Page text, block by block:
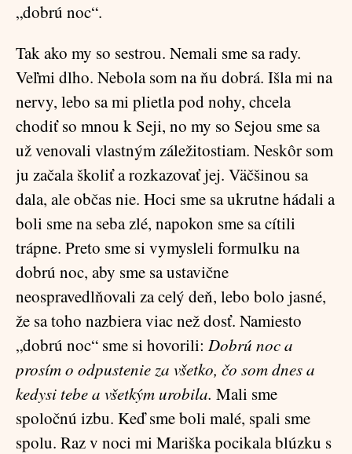
„dobrú noc“.
Tak ako my so sestrou. Nemali sme sa rady.
Veľmi dlho. Nebola som na ňu dobrá. Išla mi na
nervy, lebo sa mi plietla pod nohy, chcela
chodiť so mnou k Seji, no my so Sejou sme sa
už venovali vlastným záležitostiam. Neskôr som
ju začala školiť a rozkazovať jej. Väčšinou sa
dala, ale občas nie. Hoci sme sa ukrutne hádali a
boli sme na seba zlé, napokon sme sa cítili
trápne. Preto sme si vymysleli formulku na
dobrú noc, aby sme sa ustavične
neospravedlňovali za celý deň, lebo bolo jasné,
že sa toho nazbiera viac než dosť. Namiesto
„dobrú noc“ sme si hovorili: Dobrú noc a
prosím o odpustenie za všetko, čo som dnes a
kedysi tebe a všetkým urobila. Mali sme
spoločnú izbu. Keď sme boli malé, spali sme
spolu. Raz v noci mi Mariška pocikala blúzku s